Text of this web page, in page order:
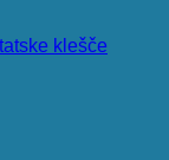
klešče